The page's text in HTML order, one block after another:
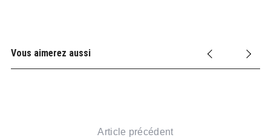
Vous aimerez aussi
Article précédent